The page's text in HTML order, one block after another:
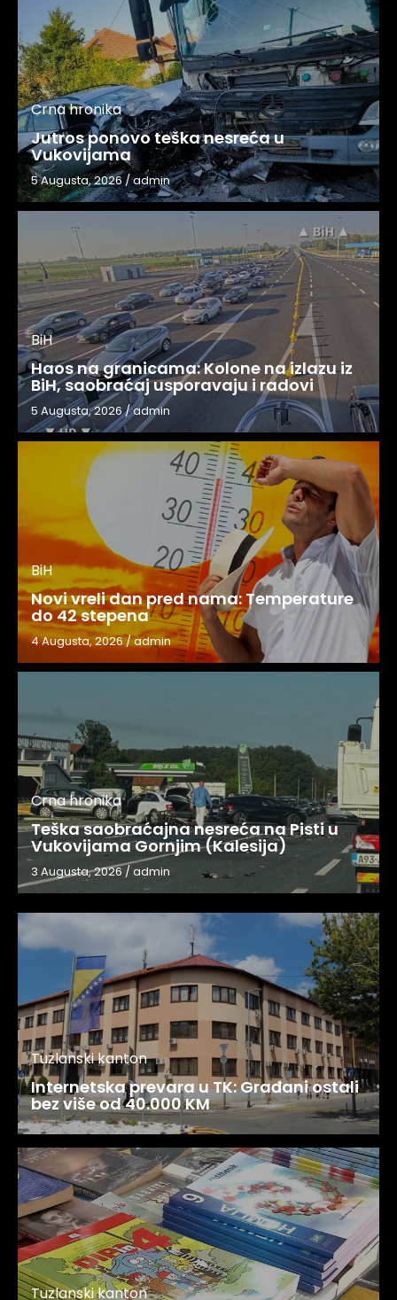
Crna hronika
Jutros ponovo teška nesreća u
Vukovijama
5 Augusta, 2026/admin
BiH
Haos na granicama: Kolone na izlazu iz
BiH, saobraćaj usporavaju i radovi
5 Augusta, 2026/admin
BiH
Novi vreli dan pred nama: Temperature
do 42 stepena
4 Augusta, 2026/admin
Crna hronika
Teška saobraćajna nesreća na Pisti u
Vukovijama Gornjim (Kalesija)
3 Augusta, 2026/admin
Tuzlanski kanton
Internetska prevara u TK: Građani ostali
bez više od 40.000 KM
Tuzlanski kanton